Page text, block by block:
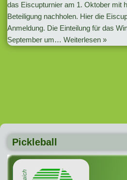
das Eiscupturnier am 1. Oktober mit
Beteiligung nachholen. Hier die
Anmeldung. Die Einteilung für das
September um… Weiterlesen »
Pickleball